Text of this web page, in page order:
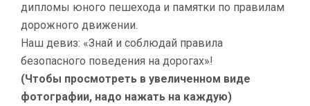
дипломы юного пешехода и памятки по правилам
дорожного движении.
Наш девиз: «Знай и соблюдай правила
безопасного поведения на дорогах»!
(Чтобы просмотреть в увеличенном виде
фотографии, надо нажать на каждую)